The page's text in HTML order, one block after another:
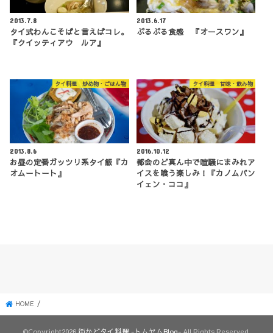
2013.7.8
タイ式わんこそばと言えばコレ。
『クイッティアウ ルア』
2013.6.17
ぷるぷる食感 『オースワン』
タイ料理 炒め物・ごはん物
2013.8.6
お昼の定番ガッツリ系タイ飯『カ
オムートート』
タイ料理 甘味・飲み物
2016.10.12
都会のど真ん中で喧騒にまみれア
イスを喰う楽しみ！『カノムパン
イェン・ココ』
HOME
©Copyright2026 街かどタイ料理 -トムヤムBlog- .All Rights Reserved.